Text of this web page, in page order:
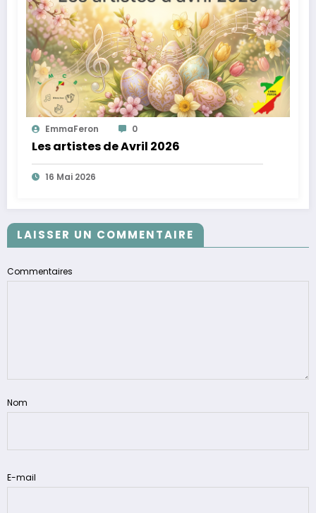
EmmaFeron 0
Les artistes de Avril 2026
16 Mai 2026
LAISSER UN COMMENTAIRE
Commentaires
Nom
E-mail